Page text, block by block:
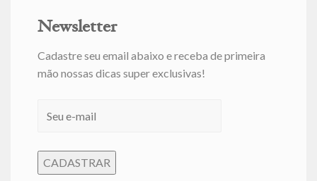
Newsletter
Cadastre seu email abaixo e receba de primeira
mão nossas dicas super exclusivas!